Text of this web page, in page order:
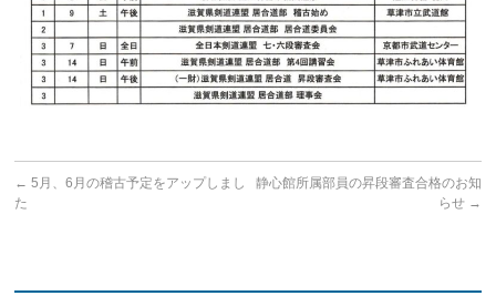
← 5月、6月の稽古予定をアップしまし
た
静心館所属部員の昇段審査合格のお知
らせ →